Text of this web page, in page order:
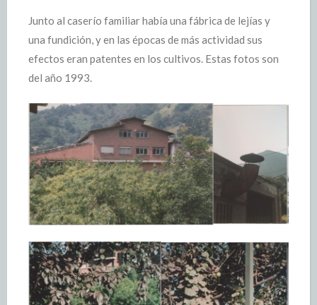
Junto al caserío familiar había una fábrica de lejías y
una fundición, y en las épocas de más actividad sus
efectos eran patentes en los cultivos. Estas fotos son
del año 1993.